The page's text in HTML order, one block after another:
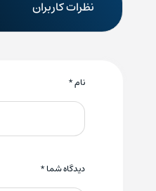
نظرات کاربران
نام*
دیدگاه شما*